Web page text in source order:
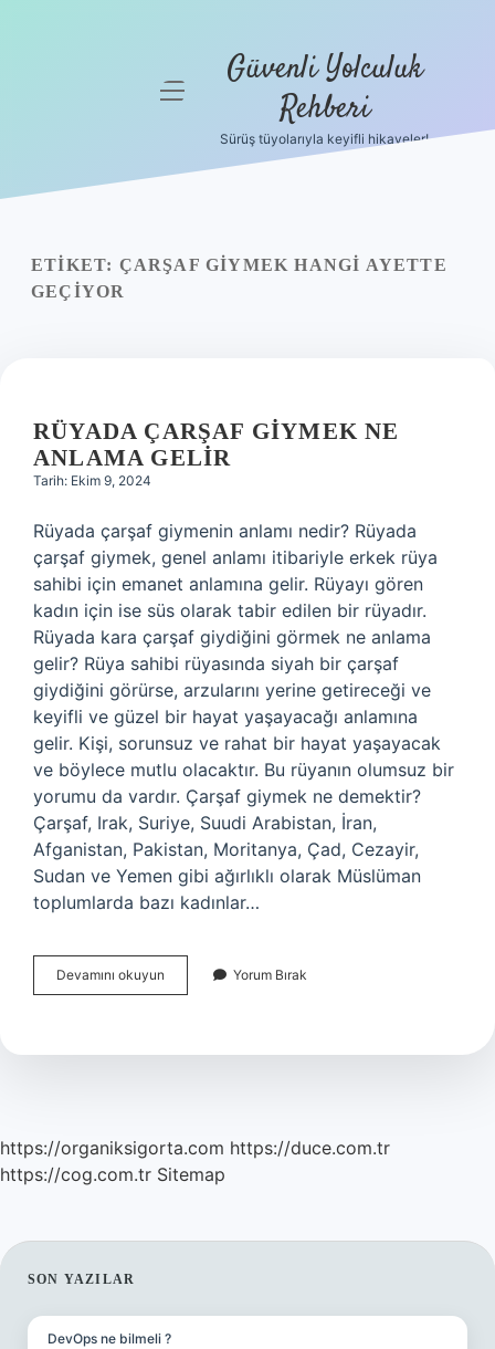
Yasal Uyarı
menüyü Güvenli Yolculuk
Rehberi
Sürüş tüyolarıyla keyifli hikayeler!
ETIKET: ÇARŞAF GIYMEK HANGI AYETTE
GEÇIYOR
RÜYADA ÇARŞAF GIYMEK NE
ANLAMA GELIR
Tarih: Ekim 9, 2024
Rüyada çarşaf giymenin anlamı nedir? Rüyada
çarşaf giymek, genel anlamı itibariyle erkek rüya
sahibi için emanet anlamına gelir. Rüyayı gören
kadın için ise süs olarak tabir edilen bir rüyadır.
Rüyada kara çarşaf giydiğini görmek ne anlama
gelir? Rüya sahibi rüyasında siyah bir çarşaf
giydiğini görürse, arzularını yerine getireceği ve
keyifli ve güzel bir hayat yaşayacağı anlamına
gelir. Kişi, sorunsuz ve rahat bir hayat yaşayacak
ve böylece mutlu olacaktır. Bu rüyanın olumsuz bir
yorumu da vardır. Çarşaf giymek ne demektir?
Çarşaf, Irak, Suriye, Suudi Arabistan, İran,
Afganistan, Pakistan, Moritanya, Çad, Cezayir,
Sudan ve Yemen gibi ağırlıklı olarak Müslüman
toplumlarda bazı kadınlar…
Devamını okuyun
Çarşaf
Anlama
Yorum Bırak
https://organiksigorta.com https://duce.com.tr
https://cog.com.tr Sitemap
SIDEBAR
SON YAZILAR
DevOps ne bilmeli ?